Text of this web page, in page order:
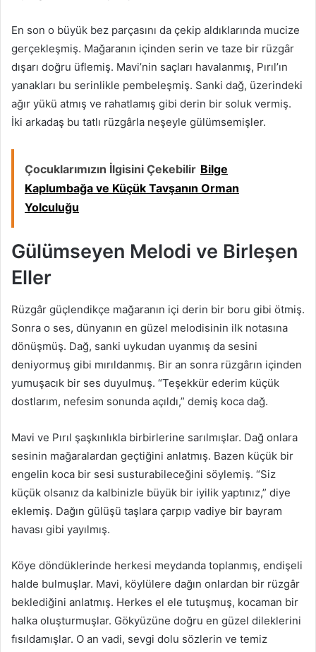
En son o büyük bez parçasını da çekip aldıklarında mucize
gerçekleşmiş. Mağaranın içinden serin ve taze bir rüzgâr
dışarı doğru üflemiş. Mavi’nin saçları havalanmış, Pırıl’ın
yanakları bu serinlikle pembeleşmiş. Sanki dağ, üzerindeki
ağır yükü atmış ve rahatlamış gibi derin bir soluk vermiş.
İki arkadaş bu tatlı rüzgârla neşeyle gülümsemişler.
Çocuklarımızın İlgisini Çekebilir Bilge
Kaplumbağa ve Küçük Tavşanın Orman
Yolculuğu
Gülümseyen Melodi ve Birleşen
Eller
Rüzgâr güçlendikçe mağaranın içi derin bir boru gibi ötmiş.
Sonra o ses, dünyanın en güzel melodisinin ilk notasına
dönüşmüş. Dağ, sanki uykudan uyanmış da sesini
deniyormuş gibi mırıldanmış. Bir an sonra rüzgârın içinden
yumuşacık bir ses duyulmuş. “Teşekkür ederim küçük
dostlarım, nefesim sonunda açıldı,” demiş koca dağ.
Mavi ve Pırıl şaşkınlıkla birbirlerine sarılmışlar. Dağ onlara
sesinin mağaralardan geçtiğini anlatmış. Bazen küçük bir
engelin koca bir sesi susturabileceğini söylemiş. “Siz
küçük olsanız da kalbinizle büyük bir iyilik yaptınız,” diye
eklemiş. Dağın gülüşü taşlara çarpıp vadiye bir bayram
havası gibi yayılmış.
Köye döndüklerinde herkesi meydanda toplanmış, endişeli
halde bulmuşlar. Mavi, köylülere dağın onlardan bir rüzgâr
beklediğini anlatmış. Herkes el ele tutuşmuş, kocaman bir
halka oluşturmuşlar. Gökyüzüne doğru en güzel dileklerini
fısıldamışlar. O an vadi, sevgi dolu sözlerin ve temiz